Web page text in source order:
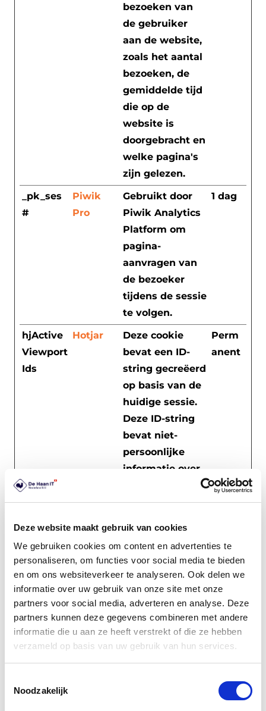
Deze website maakt gebruik van cookies
We gebruiken cookies om content en advertenties te
personaliseren, om functies voor social media te bieden
en om ons websiteverkeer te analyseren. Ook delen we
informatie over uw gebruik van onze site met onze
partners voor social media, adverteren en analyse. Deze
partners kunnen deze gegevens combineren met andere
informatie die u aan ze heeft verstrekt of die ze hebben
verzameld op basis van uw gebruik van hun services.
Noodzakelijk
bezoeken van
de gebruiker
aan de website,
zoals het aantal
bezoeken, de
gemiddelde tijd
die op de
website is
doorgebracht en
welke pagina's
zijn gelezen.
_pk_ses
#
Piwik
Pro
Gebruikt door
Piwik Analytics
Platform om
pagina-
aanvragen van
de bezoeker
tijdens de sessie
te volgen.
1 dag
hjActive
Viewport
Ids
Hotjar
Deze cookie
bevat een ID-
string gecreëerd
op basis van de
huidige sessie.
Deze ID-string
bevat niet-
persoonlijke
informatie over
subpagina's de
informatie
om de ervaring
van de bezoeker
te
optimaliseren.
Perm
anent